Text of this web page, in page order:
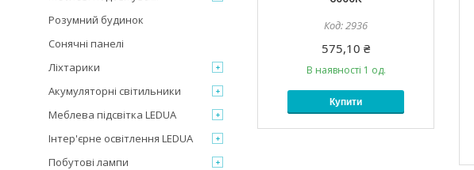
2936
575,10 ₴
В наявності 1 од.
Купити
Розумний будинок
Сонячні панелі
Ліхтарики
Акумуляторні світильники
Меблева підсвітка LEDUA
Інтер'єрне освітлення LEDUA
Побутові лампи